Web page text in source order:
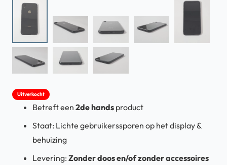
Uitverkocht
Betreft een 2de hands product
Staat: Lichte gebruikerssporen op het display &
behuizing
Levering: Zonder doos en/of zonder accessoires